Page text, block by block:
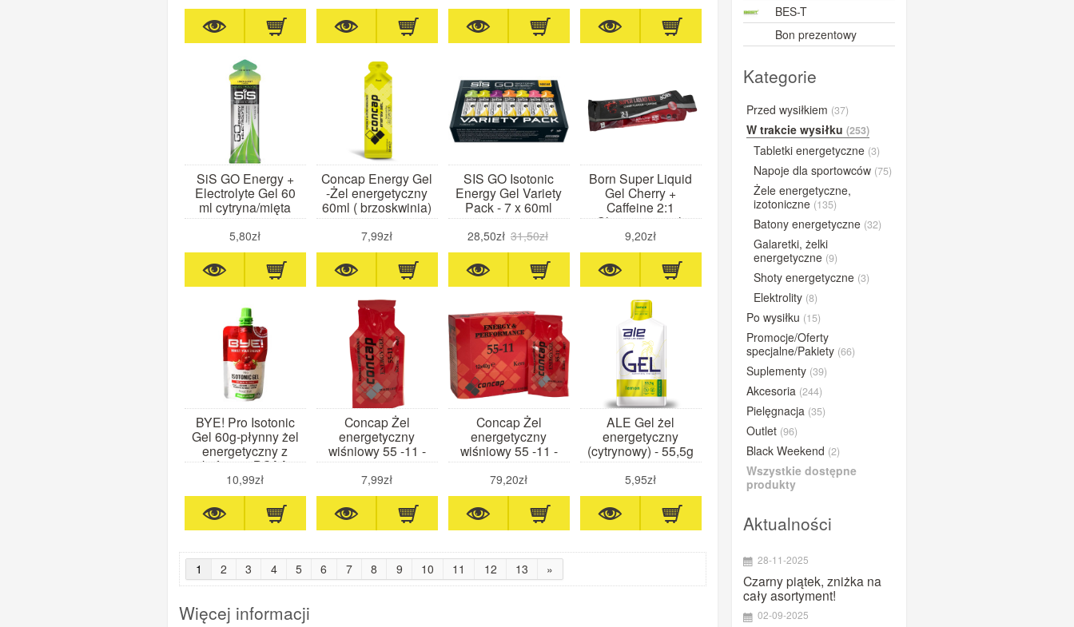
SiS GO Energy +
Electrolyte Gel 60
ml cytryna/mięta
5,80zł
Concap Energy Gel
-Żel energetyczny
60ml ( brzoskwinia)
7,99zł
SIS GO Isotonic
Energy Gel Variety
Pack - 7 x 60ml
28,50zł 31,50zł
Born Super Liquid
Gel Cherry +
Caffeine 2:1
Glucose- 55 ml-
płynny żel
energetyczny z
kofeiną (wiśnia)
9,20zł
BYE! Pro Isotonic
Gel 60g-płynny żel
energetyczny z
kofeiną i BCAA
10,99zł
Concap Żel
energetyczny
wiśniowy 55 -11 -
40g
7,99zł
Concap Żel
energetyczny
wiśniowy 55 -11 -
12x40g
79,20zł
ALE Gel żel
energetyczny
(cytrynowy) - 55,5g
5,95zł
1 2 3 4 5 6 7 8 9 10 11 12 13 »
Więcej informacji
BES-T
Bon prezentowy
BOVelo
BRL
BUFF®
BYE
Close the gap
Compressport
Concap
CyclOn
Dextro Energy
ESI Grips
Etixx
Fenwick's
Gold Nutrition
iGPSPORT
Lazer
Lightning Endurance
MarshGuard
MAURTEN
Megmeister
OTE
Pearl Izumi
Kategorie
Przed wysiłkiem (37)
W trakcie wysiłku (253)
Tabletki energetyczne (3)
Napoje dla sportowców (75)
Żele energetyczne,
izotoniczne (135)
Batony energetyczne (32)
Galaretki, żelki
energetyczne (9)
Shoty energetyczne (3)
Elektrolity (8)
Po wysiłku (15)
Promocje/Oferty
specjalne/Pakiety (66)
Suplementy (39)
Akcesoria (244)
Pielęgnacja (35)
Outlet (96)
Black Weekend (2)
Wszystkie dostępne
produkty
Aktualności
28-11-2025
Czarny piątek, zniżka na
cały asortyment!
02-09-2025